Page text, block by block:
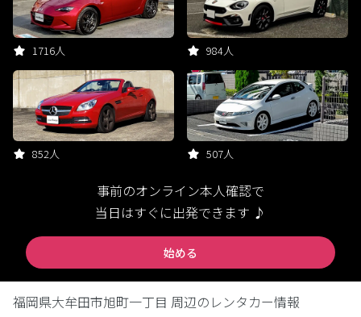
1716人 984人
852人 507人
事前のオンライン本人確認で
当日はすぐに出発できます ♪
始める
福岡県大牟田市旭町一丁目 周辺のレンタカー情報